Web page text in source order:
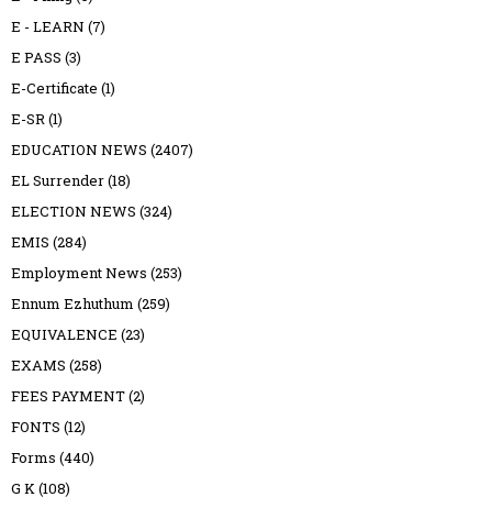
E - LEARN (7)
E PASS (3)
E-Certificate (1)
E-SR(1)
EDUCATION NEWS (2407)
EL Surrender(18)
ELECTION NEWS (324)
EMIS (284)
Employment News (253)
Ennum Ezhuthum (259)
EQUIVALENCE (23)
EXAMS (258)
FEES PAYMENT(2)
FONTS (12)
Forms (440)
G K(108)